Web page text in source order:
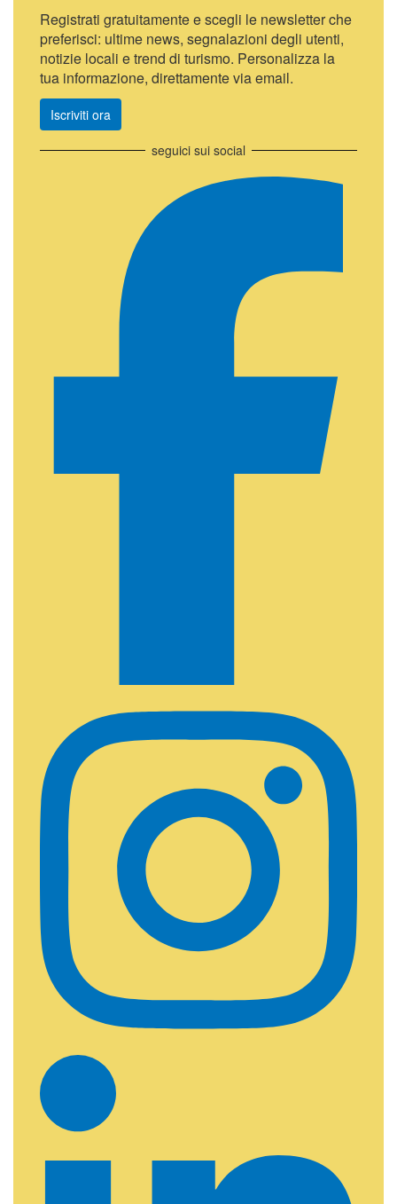
Registrati gratuitamente e scegli le newsletter che
preferisci: ultime news, segnalazioni degli utenti,
notizie locali e trend di turismo. Personalizza la
tua informazione, direttamente via email.
Iscriviti ora
seguici sui social